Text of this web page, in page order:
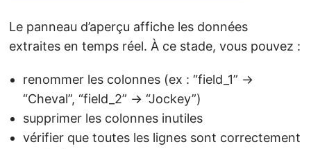
Le panneau d’aperçu affiche les données
extraites en temps réel. À ce stade, vous pouvez :
renommer les colonnes (ex : “field_1” →
“Cheval”, “field_2” → “Jockey”)
supprimer les colonnes inutiles
vérifier que toutes les lignes sont correctement